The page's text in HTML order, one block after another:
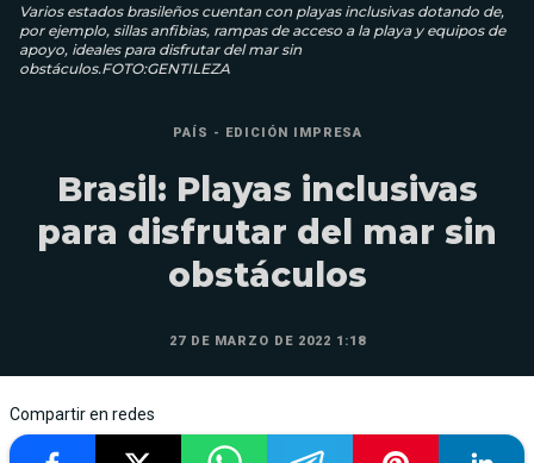
Varios estados brasileños cuentan con playas inclusivas dotando de,
por ejemplo, sillas anfibias, rampas de acceso a la playa y equipos de
apoyo, ideales para disfrutar del mar sin
obstáculos.FOTO:GENTILEZA
PAÍS - EDICIÓN IMPRESA
Brasil: Playas inclusivas
para disfrutar del mar sin
obstáculos
27 DE MARZO DE 2022 1:18
Compartir en redes